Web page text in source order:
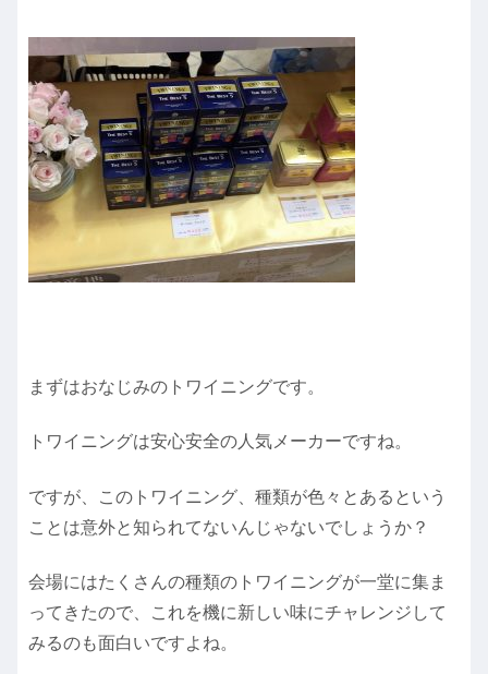
まずはおなじみのトワイニングです。
トワイニングは安心安全の人気メーカーですね。
ですが、このトワイニング、種類が色々とあるという
ことは意外と知られてないんじゃないでしょうか？
会場にはたくさんの種類のトワイニングが一堂に集ま
ってきたので、これを機に新しい味にチャレンジして
みるのも面白いですよね。